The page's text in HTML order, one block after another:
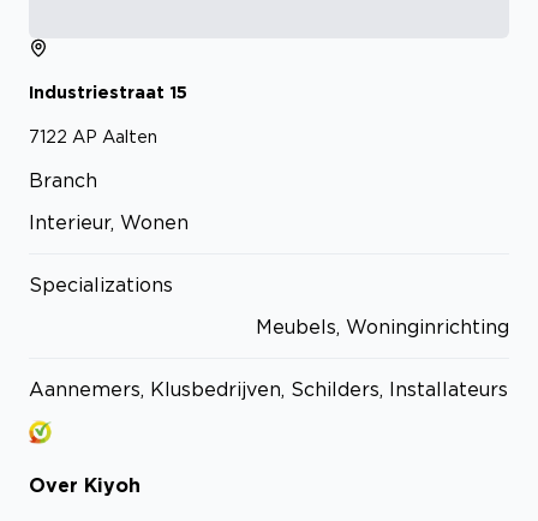
Industriestraat 15
7122 AP Aalten
Branch
Interieur, Wonen
Specializations
Meubels, Woninginrichting
Aannemers, Klusbedrijven, Schilders, Installateurs
Over Kiyoh